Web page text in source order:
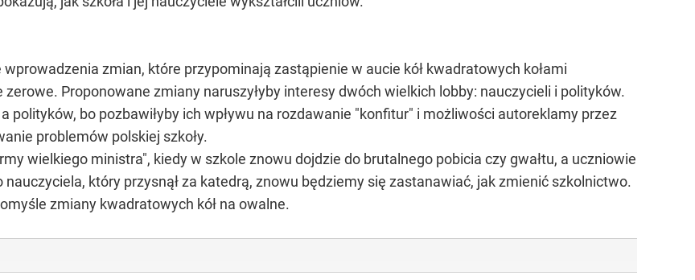
zmian, które przypominają zastąpienie w aucie kół kwadratowych kołami
zerowe. Proponowane zmiany naruszyłyby interesy dwóch wielkich lobby: nauczycieli i polityków.
polityków, bo pozbawiłyby ich wpływu na rozdawanie "konfitur" i możliwości autoreklamy przez
problemów polskiej szkoły.
wielkiego ministra", kiedy w szkole znowu dojdzie do brutalnego pobicia czy gwałtu, a uczniowie
który przysnął za katedrą, znowu będziemy się zastanawiać, jak zmienić szkolnictwo.
zmiany kwadratowych kół na owalne.